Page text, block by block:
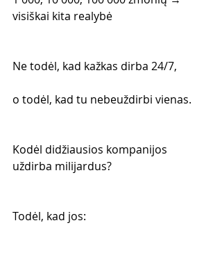
visiškai kita realybė
Ne todėl, kad kažkas dirba 24/7,
o todėl, kad tu nebeuždirbi vienas.
Kodėl didžiausios kompanijos
uždirba milijardus?
Todėl, kad jos: